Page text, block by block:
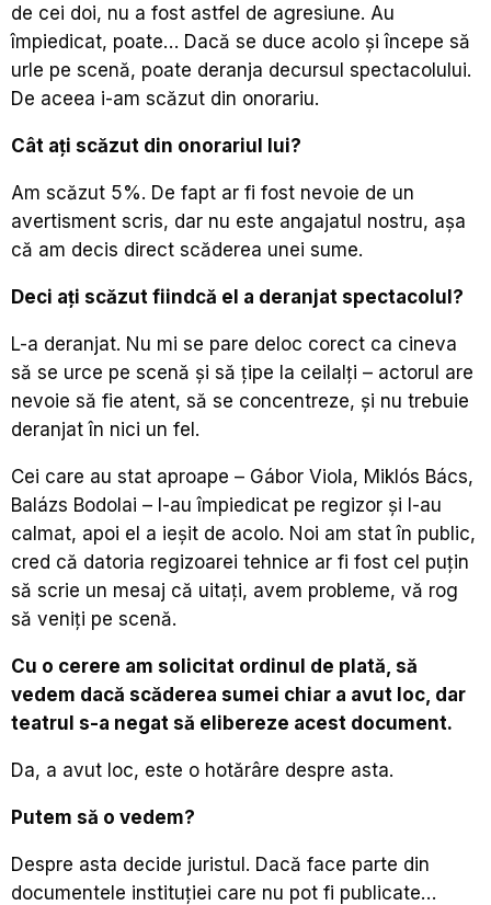
de cei doi, nu a fost astfel de agresiune. Au
împiedicat, poate… Dacă se duce acolo și începe să
urle pe scenă, poate deranja decursul spectacolului.
De aceea i-am scăzut din onorariu.
Cât ați scăzut din onorariul lui?
Am scăzut 5%. De fapt ar fi fost nevoie de un
avertisment scris, dar nu este angajatul nostru, așa
că am decis direct scăderea unei sume.
Deci ați scăzut fiindcă el a deranjat spectacolul?
L-a deranjat. Nu mi se pare deloc corect ca cineva
să se urce pe scenă și să țipe la ceilalți – actorul are
nevoie să fie atent, să se concentreze, și nu trebuie
deranjat în nici un fel.
Cei care au stat aproape – Gábor Viola, Miklós Bács,
Balázs Bodolai – l-au împiedicat pe regizor și l-au
calmat, apoi el a ieșit de acolo. Noi am stat în public,
cred că datoria regizoarei tehnice ar fi fost cel puțin
să scrie un mesaj că uitați, avem probleme, vă rog
să veniți pe scenă.
Cu o cerere am solicitat ordinul de plată, să
vedem dacă scăderea sumei chiar a avut loc, dar
teatrul s-a negat să elibereze acest document.
Da, a avut loc, este o hotărâre despre asta.
Putem să o vedem?
Despre asta decide juristul. Dacă face parte din
documentele instituției care nu pot fi publicate…